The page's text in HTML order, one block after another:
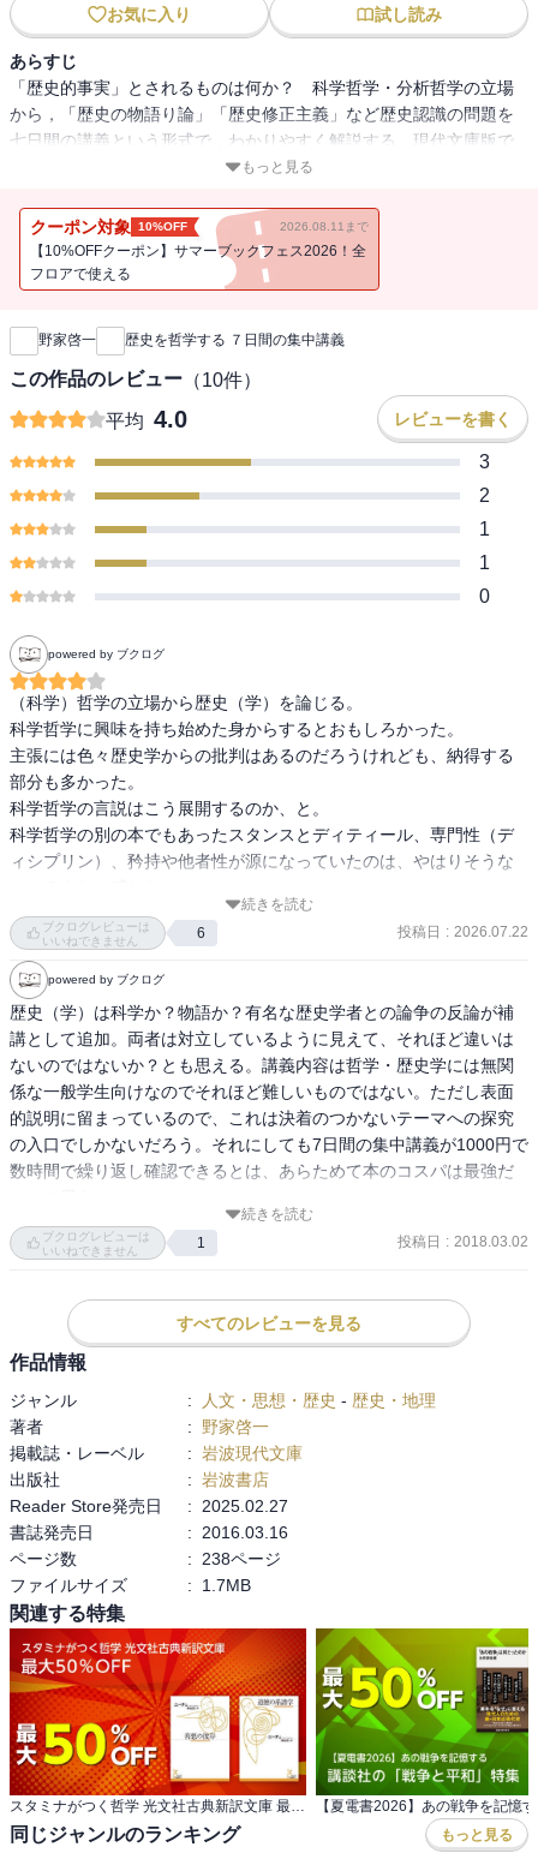
お気に入り 試し読み
あらすじ
「歴史的事実」とされるものは何か？ 科学哲学・分析哲学の立場
から，「歴史の物語り論」「歴史修正主義」など歴史認識の問題を
七日間の講義という形式で，わかりやすく解説する．現代文庫版で
は，「補講」として歴史学者・遅塚忠躬の本書に対する批判につい
本．
もっと見る
クーポン対象 10%OFF 2026.08.11まで
【10%OFFクーポン】サマーブックフェス2026！全
フロアで使える
新刊通知
野家啓一 歴史を哲学する ７日間の集中講義
この作品のレビュー （10件）
平均 4.0 レビューを書く
3
2
1
1
0
powered by ブクログ
（科学）哲学の立場から歴史（学）を論じる。
科学哲学に興味を持ち始めた身からするとおもしろかった。
主張には色々歴史学からの批判はあるのだろうけれども、納得する
部分も多かった。
科学哲学の言説はこう展開するのか、と。
科学哲学の別の本でもあったスタンスとディティール、専門性（デ
ィシプリン）、矜持や他者性が源になっていたのは、やはりそうな
続きを読む
ブクログレビューは
いいねできません
6 投稿日 : 2026.07.22
powered by ブクログ
歴史（学）は科学か？物語か？有名な歴史学者との論争の反論が補
講として追加。両者は対立しているように見えて、それほど違いは
ないのではないか？とも思える。講義内容は哲学・歴史学には無関
係な一般学生向けなのでそれほど難しいものではない。ただし表面
的説明に留まっているので、これは決着のつかないテーマへの探究
の入口でしかないだろう。それにしても7日間の集中講義が1000円で
数時間で繰り返し確認できるとは、あらためて本のコスパは最強だ
続きを読む
ブクログレビューは
いいねできません
1 投稿日 : 2018.03.02
すべてのレビューを見る
作品情報
ジャンル : 人文・思想・歴史 - 歴史・地理
著者
:
野家啓一
掲載誌・レーベル
: 岩波現代文庫
出版社
: 岩波書店
Reader Store発売日
:
2025.02.27
書誌発売日
:
2016.03.16
ページ数
:
238ページ
ファイルサイズ
: 1.7MB
関連する特集
スタミナがつく哲学 光文社古典新訳文庫 最大50％OFF
同じジャンルのランキング もっと見る